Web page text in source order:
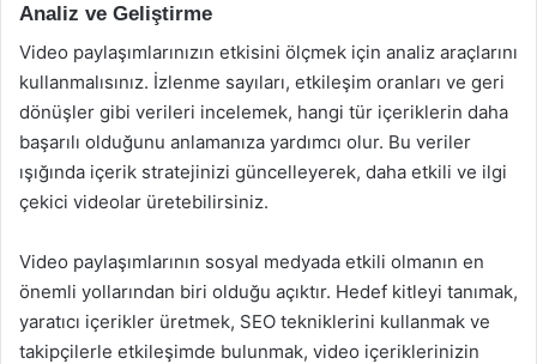
Analiz ve Geliştirme
Video paylaşımlarınızın etkisini ölçmek için analiz araçlarını
kullanmalısınız. İzlenme sayıları, etkileşim oranları ve geri
dönüşler gibi verileri incelemek, hangi tür içeriklerin daha
başarılı olduğunu anlamanıza yardımcı olur. Bu veriler
ışığında içerik stratejinizi güncelleyerek, daha etkili ve ilgi
çekici videolar üretebilirsiniz.
Video paylaşımlarının sosyal medyada etkili olmanın en
önemli yollarından biri olduğu açıktır. Hedef kitleyi tanımak,
yaratıcı içerikler üretmek, SEO tekniklerini kullanmak ve
takipçilerle etkileşimde bulunmak, video içeriklerinizin